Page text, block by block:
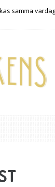
samma